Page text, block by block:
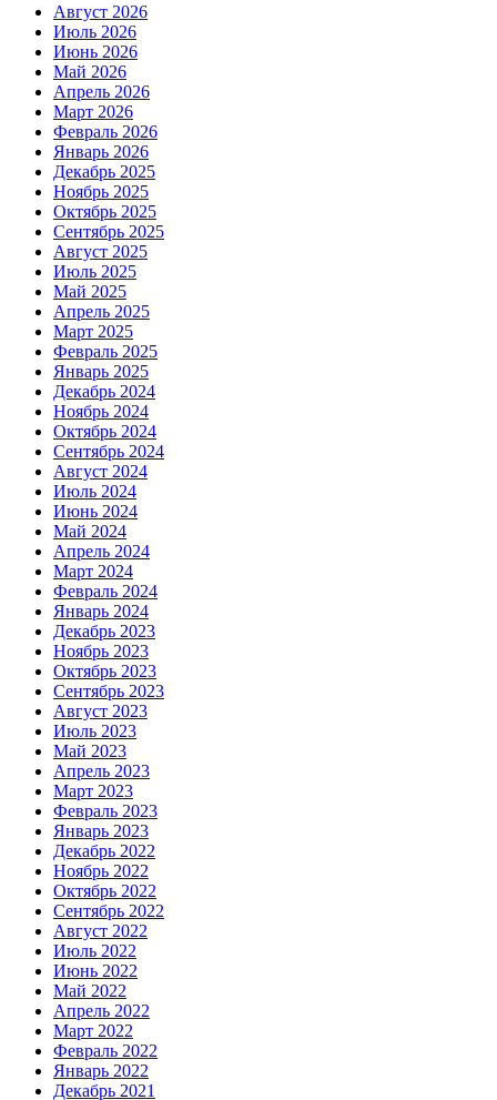
Август 2026
Июль 2026
Июнь 2026
Май 2026
Апрель 2026
Март 2026
Февраль 2026
Январь 2026
Декабрь 2025
Ноябрь 2025
Октябрь 2025
Сентябрь 2025
Август 2025
Июль 2025
Май 2025
Апрель 2025
Март 2025
Февраль 2025
Январь 2025
Декабрь 2024
Ноябрь 2024
Октябрь 2024
Сентябрь 2024
Август 2024
Июль 2024
Июнь 2024
Май 2024
Апрель 2024
Март 2024
Февраль 2024
Январь 2024
Декабрь 2023
Ноябрь 2023
Октябрь 2023
Сентябрь 2023
Август 2023
Июль 2023
Май 2023
Апрель 2023
Март 2023
Февраль 2023
Январь 2023
Декабрь 2022
Ноябрь 2022
Октябрь 2022
Сентябрь 2022
Август 2022
Июль 2022
Июнь 2022
Май 2022
Апрель 2022
Март 2022
Февраль 2022
Январь 2022
Декабрь 2021